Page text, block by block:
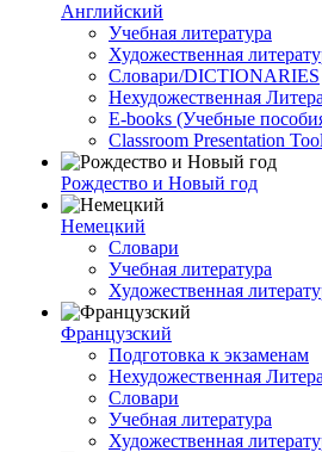
Английский
Учебная литература
Художественная
Словари/DICTIONARIES
Нехудожественная
E-books (Учебные
Classroom Presentation
Рождество и Новый год
Немецкий
Словари
Учебная литература
Художественная
Французский
Подготовка к экзаменам
Нехудожественная
Словари
Учебная литература
Художественная